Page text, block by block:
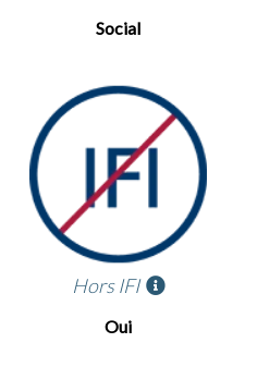
Social
Hors IFI
Oui